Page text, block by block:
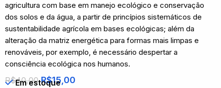
agricultura com base em manejo ecológico e conservação
dos solos e da água, a partir de princípios sistemáticos de
sustentabilidade agrícola em bases ecológicas; além da
alteração da matriz energética para formas mais limpas e
renováveis, por exemplo, é necessário despertar a
consciência ecológica nos humanos.
R$40,00 R$15,00
Em estoque